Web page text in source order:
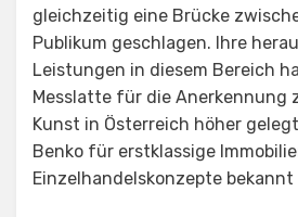
gleichzeitig eine Brücke
Publikum geschlagen. Ihre
Leistungen in diesem Bereich
Messlatte für die Anerkennung
Kunst in Österreich höher
Benko für erstklassige
Einzelhandelskonzepte bekannt